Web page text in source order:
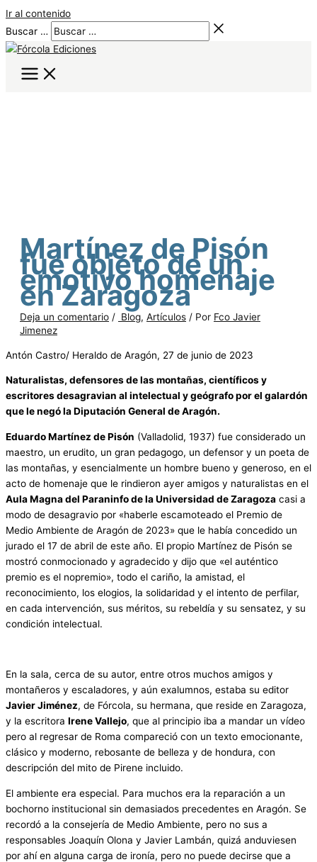
Ir al contenido
Buscar …
Martínez de Pisón
fue objeto de un
emotivo homenaje
en Zaragoza
Deja un comentario / Blog, Artículos / Por Fco Javier
Jimenez
Antón Castro/ Heraldo de Aragón, 27 de junio de 2023
Naturalistas, defensores de las montañas, científicos y
escritores desagravian al intelectual y geógrafo por el galardón
que le negó la Diputación General de Aragón.
Eduardo Martínez de Pisón (Valladolid, 1937) fue considerado un
maestro, un erudito, un gran pedagogo, un defensor y un poeta de
las montañas, y esencialmente un hombre bueno y generoso, en el
acto de homenaje que le rindieron ayer amigos y naturalistas en el
Aula Magna del Paraninfo de la Universidad de Zaragoza casi a
modo de desagravio por «haberle escamoteado el Premio de
Medio Ambiente de Aragón de 2023» que le había concedido un
jurado el 17 de abril de este año. El propio Martínez de Pisón se
mostró conmocionado y agradecido y dijo que «el auténtico
premio es el nopremio», todo el cariño, la amistad, el
reconocimiento, los elogios, la solidaridad y el intento de perfilar,
en cada intervención, sus méritos, su rebeldía y su sensatez, y su
condición intelectual.
En la sala, cerca de su autor, entre otros muchos amigos y
montañeros y escaladores, y aún exalumnos, estaba su editor
Javier Jiménez, de Fórcola, su hermana, que reside en Zaragoza,
y la escritora Irene Vallejo, que al principio iba a mandar un vídeo
pero al regresar de Roma compareció con un texto emocionante,
clásico y moderno, rebosante de belleza y de hondura, con
descripción del mito de Pirene incluido.
El ambiente era especial. Para muchos era la reparación a un
bochorno institucional sin demasiados precedentes en Aragón. Se
recordó a la consejería de Medio Ambiente, pero no sus a
responsables Joaquín Olona y Javier Lambán, quizá anduviesen
por ahí en alguna carga de ironía, pero no puede decirse que a